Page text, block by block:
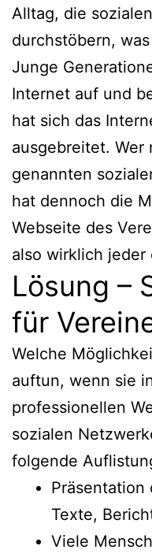
Alltag, die
durchstöbern,
Junge
Internet auf und
hat sich das
ausgebreitet. Wer
genannten
hat dennoch die
Webseite des
also wirklich
Lösung –
für
Welche
auftun, wenn sie
professionellen
sozialen
folgende
Präsentation
Texte,
Viele